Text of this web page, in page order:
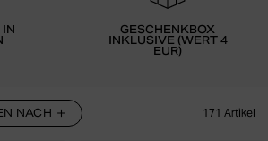
GESCHENKBOX
INKLUSIVE (WERT 4
EUR)
NACH 171 Artikel